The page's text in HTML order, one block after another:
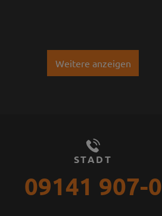
Weitere anzeigen
STADT
09141 907-0